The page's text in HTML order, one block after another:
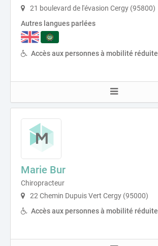
21 boulevard de l'évasion Cergy (95800)
Autres langues parlées
Accès aux personnes à mobilité réduite
Marie Bur
Chiropracteur
22 Chemin Dupuis Vert Cergy (95000)
Accès aux personnes à mobilité réduite